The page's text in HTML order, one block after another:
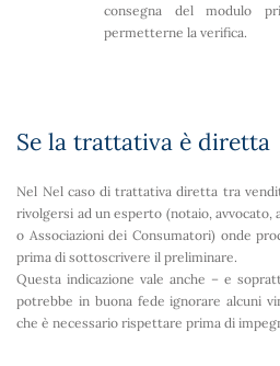
consegna del modulo
permetterne la verifica.
Se la trattativa è diretta
Nel Nel caso di trattativa diretta tra
rivolgersi ad un esperto (notaio,
o Associazioni dei Consumatori) onde
prima di sottoscrivere il preliminare.
Questa indicazione vale anche – e
potrebbe in buona fede ignorare alcuni
che è necessario rispettare prima di